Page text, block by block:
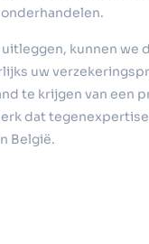
kunnen we
uw
te krijgen van een
dat
België.